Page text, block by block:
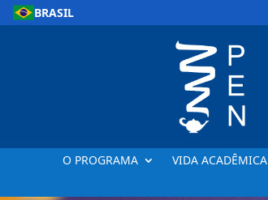
BRASIL
O PROGRAMA VIDA ACADÊMICA